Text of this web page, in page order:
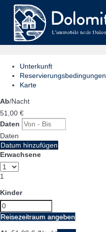
Unterkunft
Reservierungsbedingungen
Karte
Ab/Nacht
51, 00 €
Daten
Daten
Datum hinzufügen
Erwachsene
1
Kinder
Reisezeitraum angeben